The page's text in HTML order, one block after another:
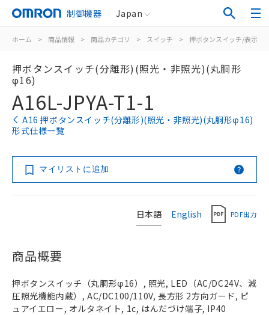
制御機器 Japan
ホーム > 商品情報 > 商品カテゴリ > スイッチ > 押ボタンスイッチ/表示灯
押ボタンスイッチ(分離形)(照光・非照光)(丸胴形
φ16)
A16L-JPYA-T1-1
A16 押ボタンスイッチ(分離形)(照光・非照光)(丸胴形φ16)
形式仕様一覧
マイリストに追加
日本語 English PDF出力
商品概要
押ボタンスイッチ（丸胴形φ16）, 照光, LED（AC/DC24V、減
圧照光機能内蔵）, AC/DC100/110V, 長方形 2方向ガード, ピ
ュアイエロー, オルタネイト, 1c, はんだづけ端子, IP40